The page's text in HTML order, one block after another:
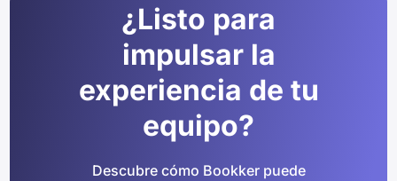
¿Listo para
impulsar la
experiencia de tu
equipo?
Descubre cómo Bookker puede